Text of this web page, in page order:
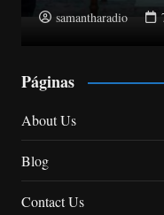
samantharadio
Páginas
About Us
Blog
Contact Us